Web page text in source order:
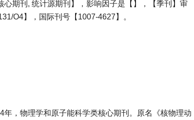
期刊, 统计源期刊】，影响因子是【】，【季刊】审
O4】，国际刊号【1007-4627】。
年，物理学和原子能科学类核心期刊。原名《核物理动